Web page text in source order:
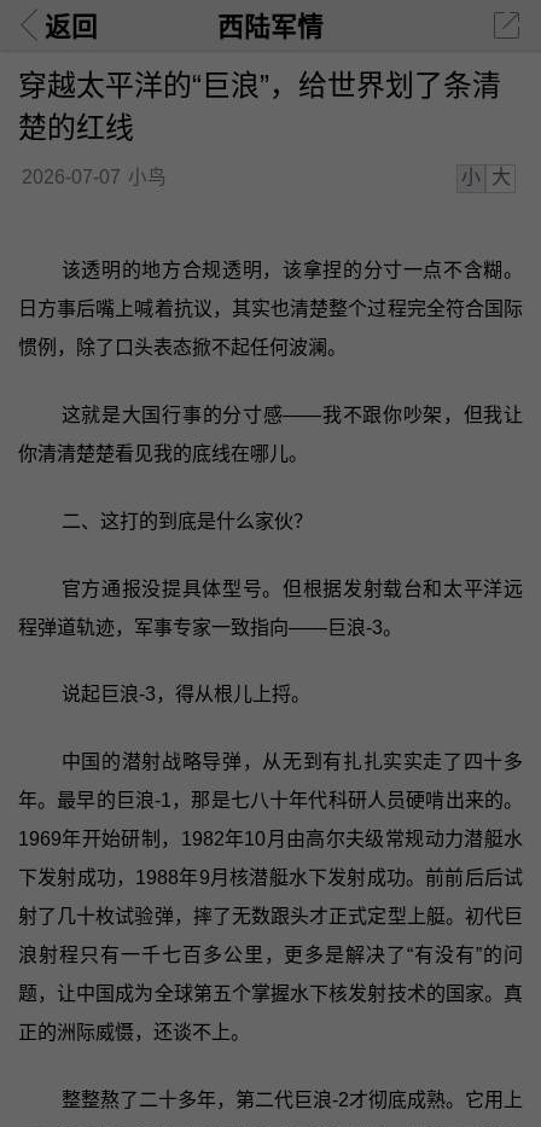
返回 西陆军情
穿越太平洋的“巨浪”，给世界划了条清
楚的红线
2026-07-07 小鸟 小 大
该透明的地方合规透明，该拿捏的分寸一点不含糊。
日方事后嘴上喊着抗议，其实也清楚整个过程完全符合国际
惯例，除了口头表态掀不起任何波澜。
这就是大国行事的分寸感——我不跟你吵架，但我让
你清清楚楚看见我的底线在哪儿。
二、这打的到底是什么家伙？
官方通报没提具体型号。但根据发射载台和太平洋远
程弹道轨迹，军事专家一致指向——巨浪-3。
说起巨浪-3，得从根儿上捋。
中国的潜射战略导弹，从无到有扎扎实实走了四十多
年。最早的巨浪-1，那是七八十年代科研人员硬啃出来的。
1969年开始研制，1982年10月由高尔夫级常规动力潜艇水
下发射成功，1988年9月核潜艇水下发射成功。前前后后试
射了几十枚试验弹，摔了无数跟头才正式定型上艇。初代巨
浪射程只有一千七百多公里，更多是解决了“有没有”的问
题，让中国成为全球第五个掌握水下核发射技术的国家。真
正的洲际威慑，还谈不上。
整整熬了二十多年，第二代巨浪-2才彻底成熟。它用上